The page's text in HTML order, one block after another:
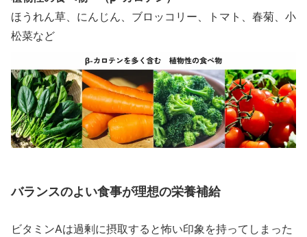
ほうれん草、にんじん、ブロッコリー、トマト、春菊、小
松菜など
バランスのよい食事が理想の栄養補給
ビタミンAは過剰に摂取すると怖い印象を持ってしまった